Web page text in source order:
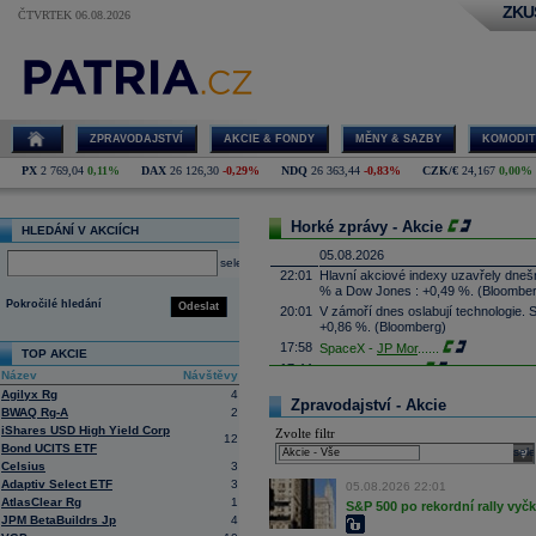
ČTVRTEK 06.08.2026
ZPRAVODAJSTVÍ AKCIE & FONDY MĚNY & SAZBY
PX 2 769,04 0,11% DAX 26 126,30 -0,29% NDQ 26 363,44 -0,83% CZK/€ 24,167 0,00%
HLEDÁNÍ V AKCIÍCH
select
Odeslat
Pokročilé hledání
TOP AKCIE
Název
Návštěvy
Agilyx Rg
4
BWAQ Rg-A
2
iShares USD High Yield Corp
Bond UCITS ETF
12
Celsius
3
Adaptiv Select ETF
3
AtlasClear Rg
1
JPM BetaBuildrs Jp
4
Horké zprávy - Akcie
05.08.2026
22:01
Hlavní akciové indexy uzavřely
% a Dow Jones : +0,49 %.
20:01
V zámoří dnes oslabují technologie.
+0,86 %. (Bloomberg)
17:58 SpaceX - JP Mor......
17:44 Palantir Techno...
17:16 Booking.com - T...
17:08 CSG získala podíl v kanadské
systémy, technologie protivzdušné
výši podílu ale nesdělila. Cílem
prosadit je zejména na trzích
16:45
Arista Networks...
16:27
AMD-
Zpravodajství - Akcie
Zvolte filtr
05.08.2026 22:01
S&P 500 po rekordní rally